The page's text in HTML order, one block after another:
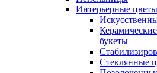
Интерьерные цветы
букеты
Стеклянные